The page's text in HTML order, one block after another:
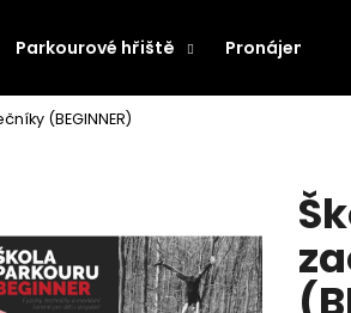
Parkourové hřiště Pronájem
(BEGINNER)
najít?